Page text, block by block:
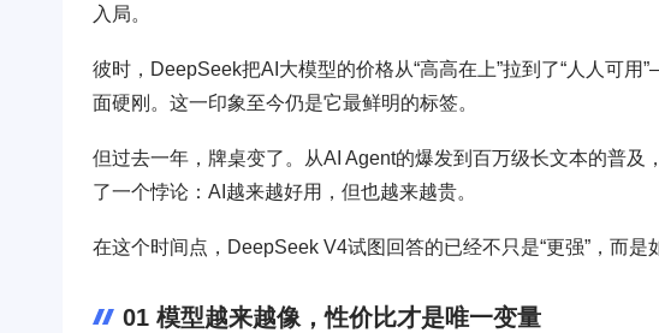
入局。
彼时，DeepSeek把AI大模型的价格从“高高在上”拉到了“人人可
面硬刚。这一印象至今仍是它最鲜明的标签。
但过去一年，牌桌变了。从AI Agent的爆发到百万级长文本的普及
了一个悖论：AI越来越好用，但也越来越贵。
在这个时间点，DeepSeek V4试图回答的已经不只是“更强”，而是
01 模型越来越像，性价比才是唯一变量